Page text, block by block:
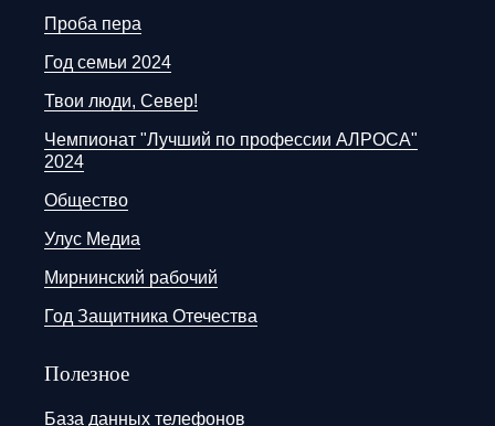
Проба пера
Год семьи 2024
Твои люди, Север!
Чемпионат "Лучший по профессии АЛРОСА"
2024
Общество
Улус Медиа
Мирнинский рабочий
Год Защитника Отечества
Полезное
База данных телефонов